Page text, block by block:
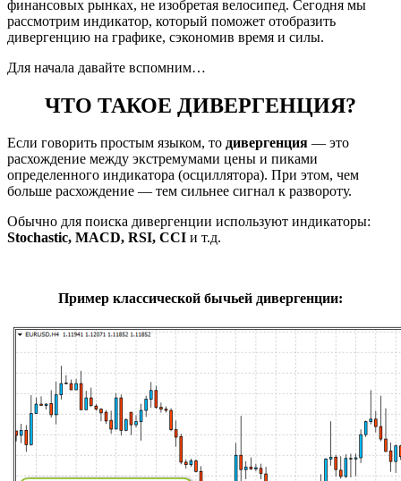
финансовых рынках, не изобретая велосипед. Сегодня мы
рассмотрим индикатор, который поможет отобразить
дивергенцию на графике, сэкономив время и силы.
Для начала давайте вспомним…
ЧТО ТАКОЕ ДИВЕРГЕНЦИЯ?
Если говорить простым языком, то дивергенция — это
расхождение между экстремумами цены и пиками
определенного индикатора (осциллятора). При этом, чем
больше расхождение — тем сильнее сигнал к развороту.
Обычно для поиска дивергенции используют индикаторы:
Stochastic, MACD, RSI, CCI и т.д.
Пример классической бычьей дивергенции: